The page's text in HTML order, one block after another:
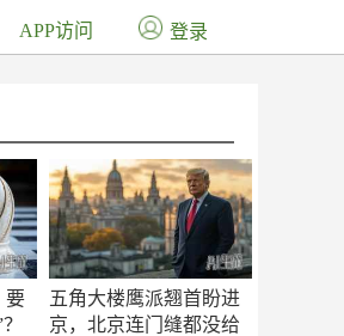
要
五角大楼鹰派翘首盼进
京，北京连门缝都没给
APP访问 登录